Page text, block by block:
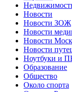
Новости
Новости ЗОЖ
Новости
Новости
Новости
Ноутбуки и
Образование
Общество
Около спорта